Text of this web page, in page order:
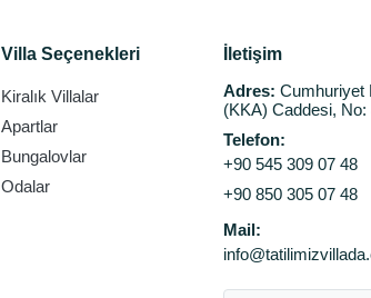
Villa Seçenekleri
Kiralık Villalar
Apartlar
Bungalovlar
Odalar
İletişim
Adres: Cumhuriyet
(KKA) Caddesi,
Telefon:
+90 545 309 07 48
+90 850 305 07 48
Mail: